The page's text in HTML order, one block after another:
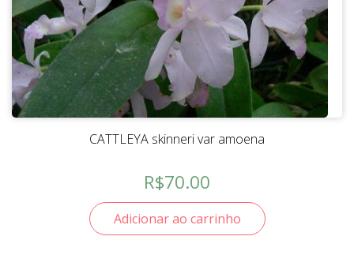
CATTLEYA skinneri var amoena
R$70.00
Adicionar ao carrinho